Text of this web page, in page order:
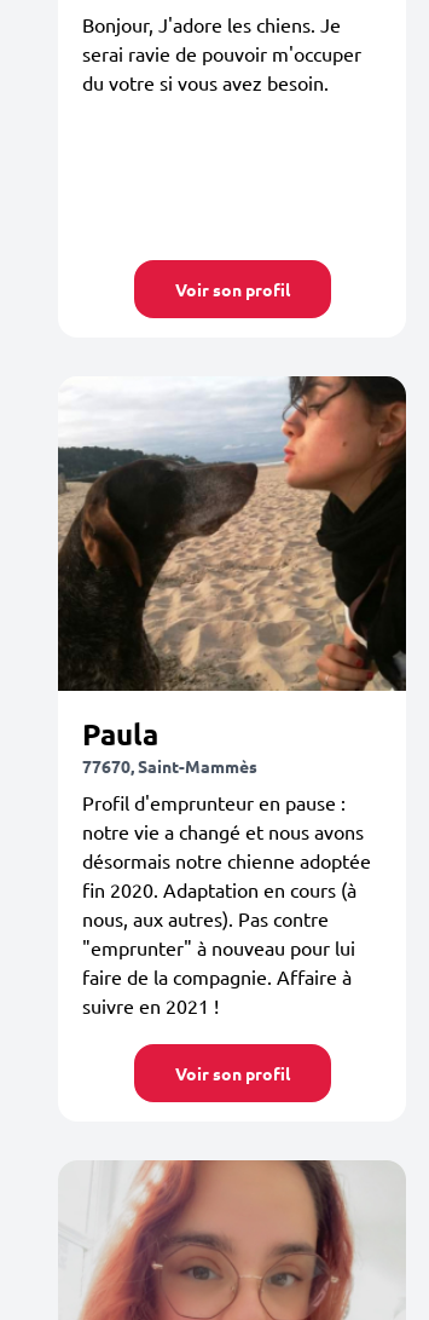
Bonjour, J'adore les chiens. Je
serai ravie de pouvoir m'occuper
du votre si vous avez besoin.
Voir son profil
Paula
77670, Saint-Mammès
Profil d'emprunteur en pause :
notre vie a changé et nous avons
désormais notre chienne adoptée
fin 2020. Adaptation en cours (à
nous, aux autres). Pas contre
"emprunter" à nouveau pour lui
faire de la compagnie. Affaire à
suivre en 2021 !
Voir son profil